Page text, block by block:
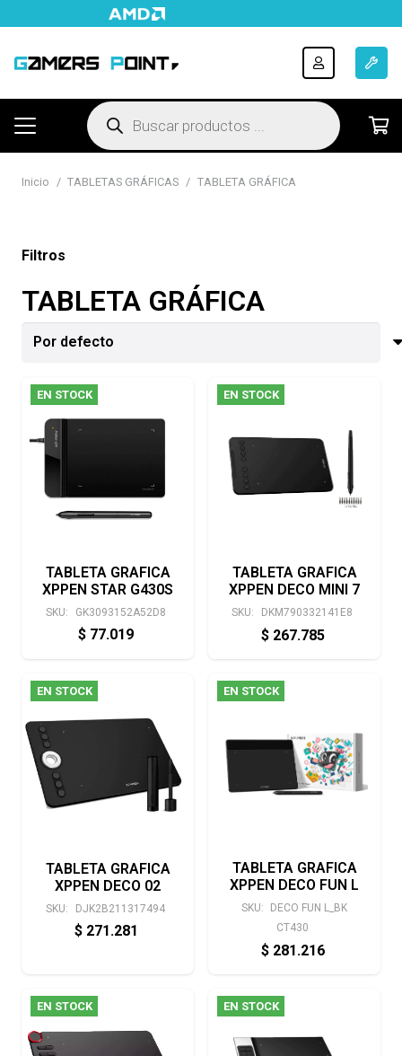
Búsqueda
de
productos
Inicio / TABLETAS GRÁFICAS / TABLETA GRÁFICA
Filtros
TABLETA GRÁFICA
EN STOCK
TABLETA GRAFICA
XPPEN STAR G430S
SKU: GK3093152A52D8
$ 77.019
EN STOCK
TABLETA GRAFICA
XPPEN DECO MINI 7
SKU: DKM790332141E8
$ 267.785
EN STOCK
TABLETA GRAFICA
XPPEN DECO 02
SKU: DJK2B211317494
$ 271.281
EN STOCK
TABLETA GRAFICA
XPPEN DECO FUN L
SKU:
DECO FUN L_BK
CT430
$ 281.216
EN STOCK EN STOCK